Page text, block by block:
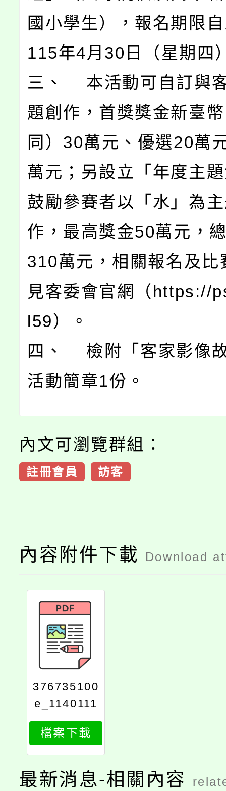
國小學生），報名期限
115年4月30日（星期四
三、 本活動可自訂與
題創作，首獎獎金新臺
同）30萬元、優選20萬
萬元；另設立「年度主
鼓勵參賽者以「水」為
作，最高獎金50萬元，
310萬元，相關報名及比
見客委會官網（https://
l59）。
四、 檢附「客家影像
活動簡章1份。
內文可瀏覽群組：
註冊會員 訪客
內容附件下載 Download
376735100
e_1140111
198_attach
1
檔案下載
最新消息-相關內容